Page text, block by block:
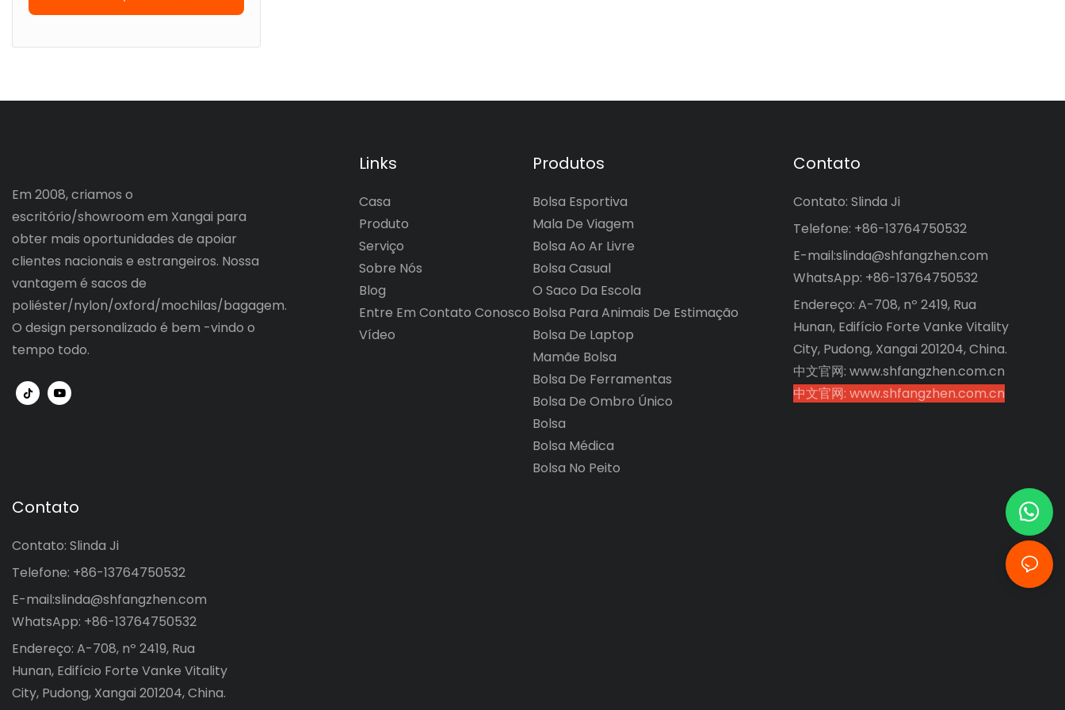
Em 2008, criamos o
escritório/showroom em Xangai para
obter mais oportunidades de apoiar
clientes nacionais e estrangeiros. Nossa
vantagem é sacos de
poliéster/nylon/oxford/mochilas/bagagem.
O design personalizado é bem -vindo o
tempo todo.
Links
Casa
Produto
Serviço
Sobre Nós
Blog
Entre Em Contato Conosco
Vídeo
Produtos
Bolsa Esportiva
Mala De Viagem
Bolsa Ao Ar Livre
Bolsa Casual
O Saco Da Escola
Bolsa Para Animais De Estimação
Bolsa De Laptop
Mamãe Bolsa
Bolsa De Ferramentas
Bolsa De Ombro Único
Bolsa
Bolsa Médica
Bolsa No Peito
Contato
Contato: Slinda Ji
Telefone: +86-13764750532
E-mail:slinda@shfangzhen.com
WhatsApp: +86-13764750532
Endereço: A-708, nº 2419, Rua
Hunan, Edifício Forte Vanke Vitality
City, Pudong, Xangai 201204, China.
中文官网: www.shfangzhen.com.cn
中文官网: www.shfangzhen.com.cn
Contato
Contato: Slinda Ji
Telefone: +86-13764750532
E-mail:slinda@shfangzhen.com
WhatsApp: +86-13764750532
Endereço: A-708, nº 2419, Rua
Hunan, Edifício Forte Vanke Vitality
City, Pudong, Xangai 201204, China.